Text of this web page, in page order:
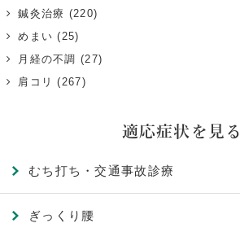
鍼灸治療 (220)
めまい (25)
月経の不調 (27)
肩コリ (267)
適応症状を見る
むち打ち・交通事故診療
ぎっくり腰